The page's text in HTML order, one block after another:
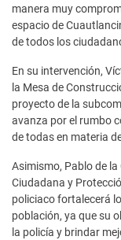
manera muy
espacio de
de todos los
En su intervención,
la Mesa de
proyecto de la
avanza por el rumbo
de todas en materia
Asimismo, Pablo de
Ciudadana y
policiaco fortalecerá
población, ya que su
la policía y brindar